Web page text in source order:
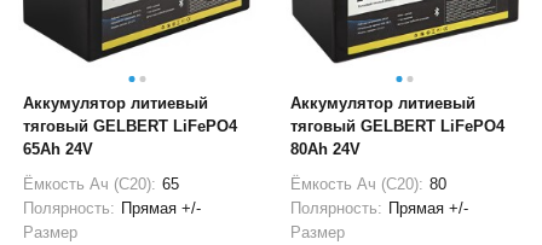
Аккумулятор литиевый
тяговый GELBERT LiFePO4
65Ah 24V
Ёмкость Ач (С20): 65
Полярность: Прямая +/-
Размер
Аккумулятор литиевый
тяговый GELBERT LiFePO4
80Ah 24V
Ёмкость Ач (С20): 80
Полярность: Прямая +/-
Размер